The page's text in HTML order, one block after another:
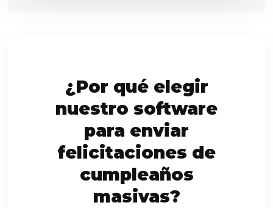
¿Por qué elegir
nuestro software
para enviar
felicitaciones de
cumpleaños
masivas?